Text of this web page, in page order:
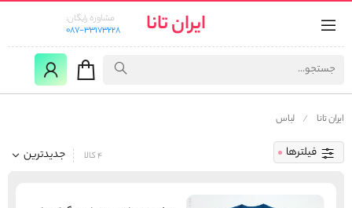
ایران تانا
مشاوره رایگان:
087-33173228
ایران تانا لباس
فیلترها جدیدترین 4 کالا